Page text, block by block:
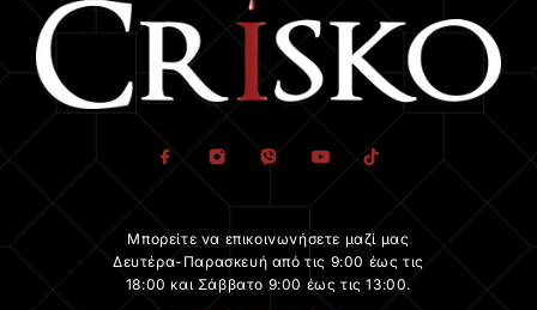
Μπορείτε να επικοινωνήσετε μαζί μας
Δευτέρα-Παρασκευή από τις 9:00 έως τις
18:00 και Σάββατο 9:00 έως τις 13:00.